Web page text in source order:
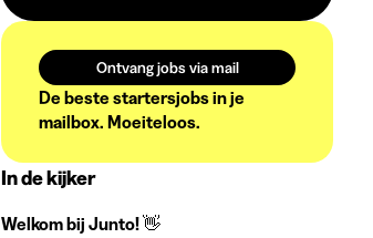
Ontvang jobs via mail
De beste startersjobs in je
mailbox. Moeiteloos.
In de kijker
Welkom bij Junto! 👋